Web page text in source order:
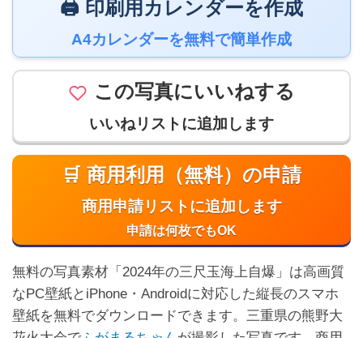
🖨️ 印刷用カレンダーを作成
A4カレンダーを無料で簡単作成
この写真にいいねする
いいねリストに追加します
🛒 商用利用（無料）の申請
商用申請リストに追加します
申請は何枚でもOK
無料の写真素材「2024年の三尺玉海上自爆」は高画質
なPC壁紙とiPhone・Androidに対応した縦長のスマホ
壁紙を無料でダウンロードできます。三重県の熊野大